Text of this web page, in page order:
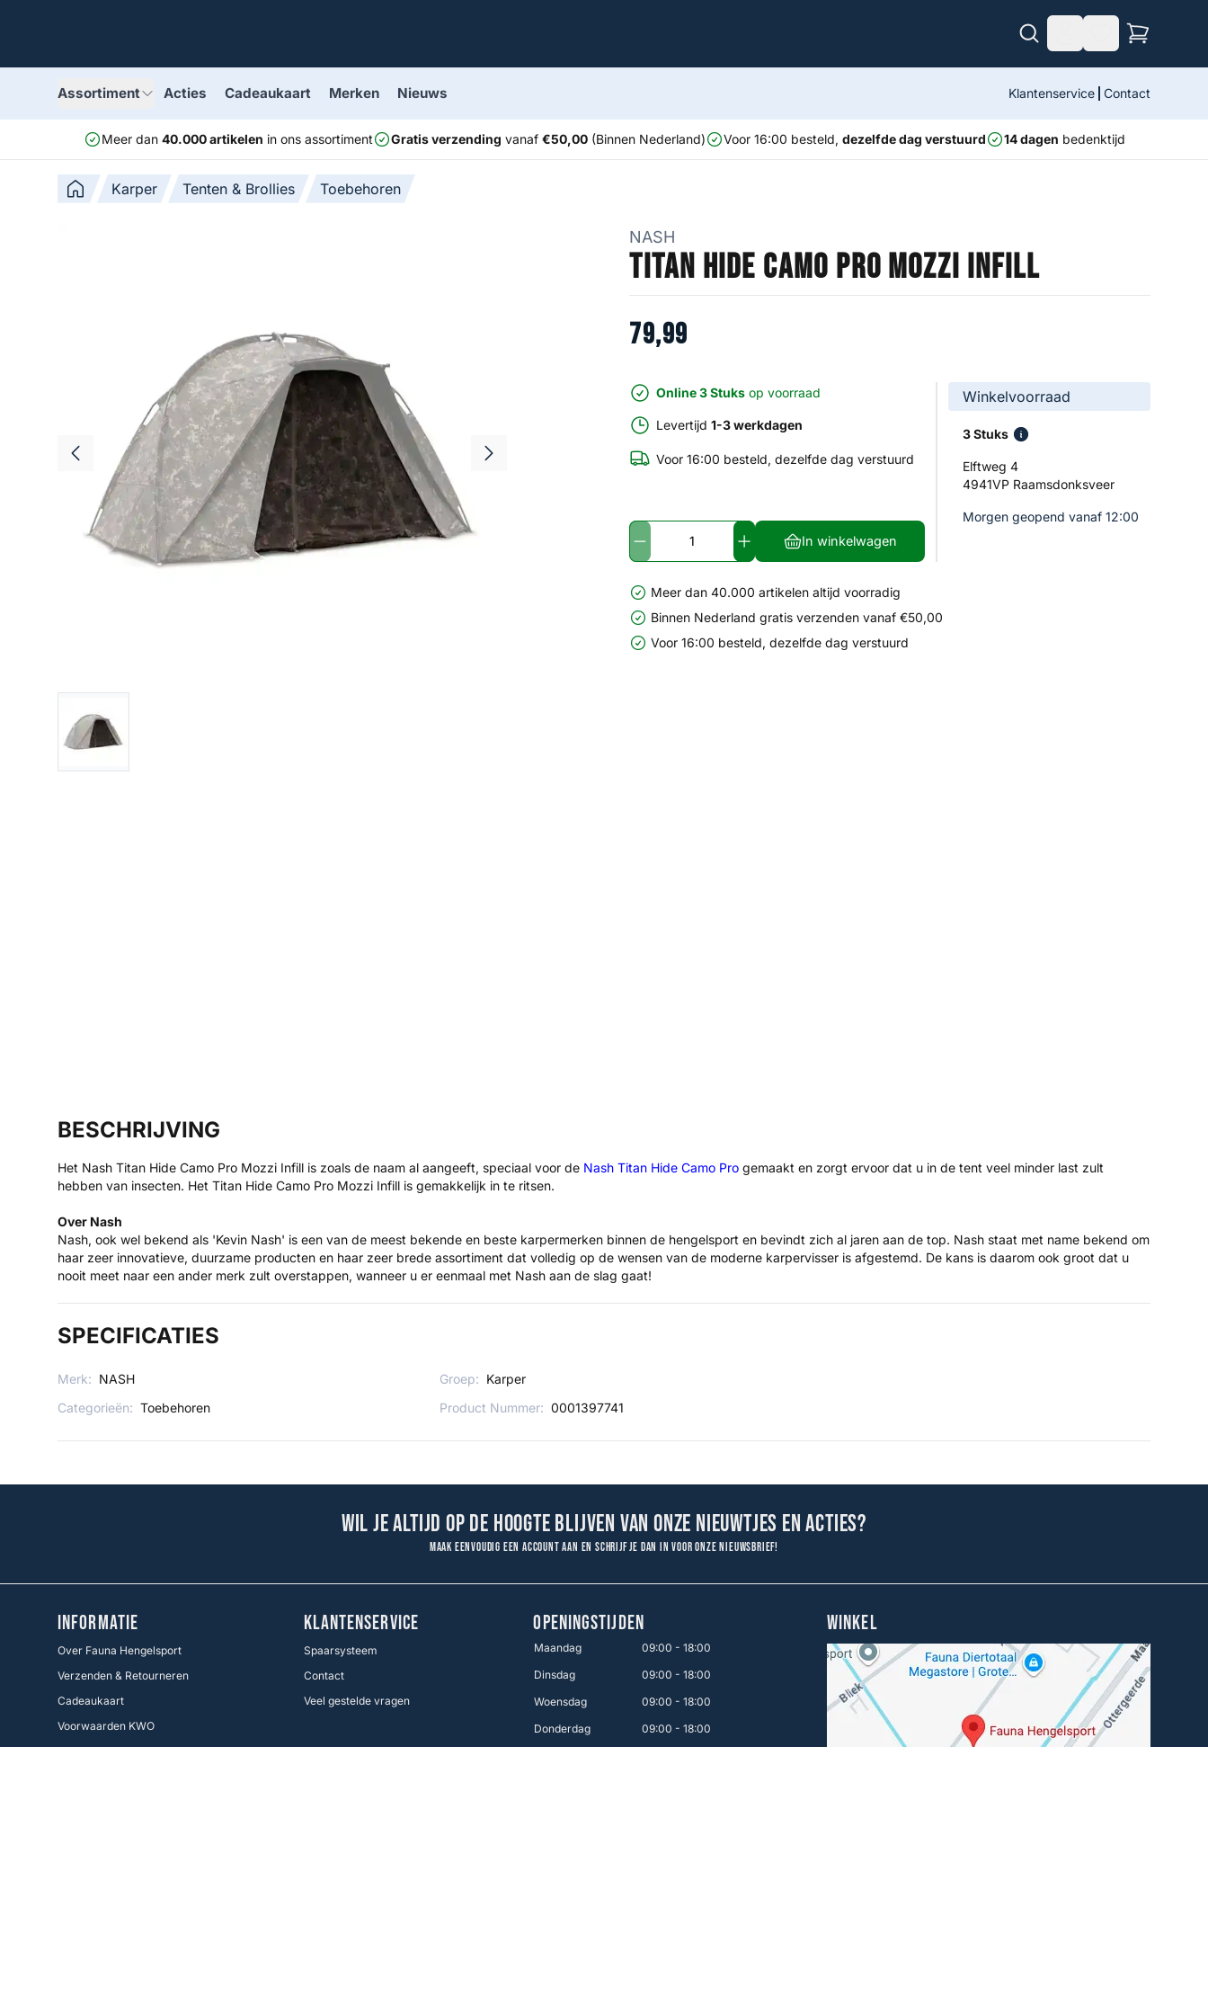
Assortiment Acties Cadeaukaart Merken Nieuws Klantenservice Contact
Meer dan 40.000 artikelen in ons assortiment Gratis verzending vanaf €50,00(Binnen Nederland) Voor 16:00 besteld, dezelfde dag verstuurd 14 dagen bedenktijd
Karper Tenten & Brollies Toebehoren
NASH
Titan Hide Camo Pro Mozzi Infill
79,99
Online 3 Stuks op voorraad
Levertijd 1-3 werkdagen
Voor 16:00 besteld, dezelfde dag verstuurd
In winkelwagen
Winkelvoorraad
3 Stuks
Elftweg 4
4941VP Raamsdonksveer
Morgen geopend vanaf 12:00
Meer dan 40.000 artikelen altijd voorradig
Binnen Nederland gratis verzenden vanaf €50,00
Voor 16:00 besteld, dezelfde dag verstuurd
BESCHRIJVING
Het Nash Titan Hide Camo Pro Mozzi Infill is zoals de naam al aangeeft, speciaal voor de Nash Titan Hide Camo Pro gemaakt en zorgt ervoor dat u in de tent veel minder last zult
hebben van insecten. Het Titan Hide Camo Pro Mozzi Infill is gemakkelijk in te ritsen.
Over Nash
Nash, ook wel bekend als 'Kevin Nash' is een van de meest bekende en beste karpermerken binnen de hengelsport en bevindt zich al jaren aan de top. Nash staat met name bekend om
haar zeer innovatieve, duurzame producten en haar zeer brede assortiment dat volledig op de wensen van de moderne karpervisser is afgestemd. De kans is daarom ook groot dat u
nooit meet naar een ander merk zult overstappen, wanneer u er eenmaal met Nash aan de slag gaat!
SPECIFICATIES
Merk: NASH Groep: Karper
Categorieën: Toebehoren Product Nummer: 0001397741
Wil je altijd op de hoogte blijven van onze nieuwtjes en acties?
Maak eenvoudig een account aan en schrijf je dan in voor onze nieuwsbrief!
INFORMATIE
Over Fauna Hengelsport
Verzenden & Retourneren
Cadeaukaart
Voorwaarden KWO
Betaalmethoden
KLANTENSERVICE
Spaarsysteem
Contact
Veel gestelde vragen
OPENINGSTIJDEN
Maandag
09:00 - 18:00
Dinsdag
09:00 - 18:00
Woensdag
09:00 - 18:00
Donderdag
09:00 - 18:00
WINKEL